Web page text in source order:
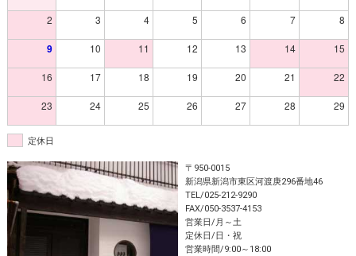
2 3 4 5 6 7 8
9 10 11 12 13 14 15
16 17 18 19 20 21 22
23 24 25 26 27 28 29
定休日
〒950-0015
新潟県新潟市東区河渡庚296番地46
TEL/025-212-9290
FAX/050-3537-4153
営業日/月～土
定休日/日・祝
営業時間/9:00～18:00